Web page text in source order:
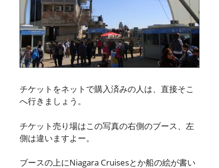
チケットをネットで購入済みの人は、直接そこ
へ行きましょう。
チケット売り場はこの写真の右側のブース、左
側は違いますよー。
ブースの上にNiagara Cruisesとか船の絵が書い